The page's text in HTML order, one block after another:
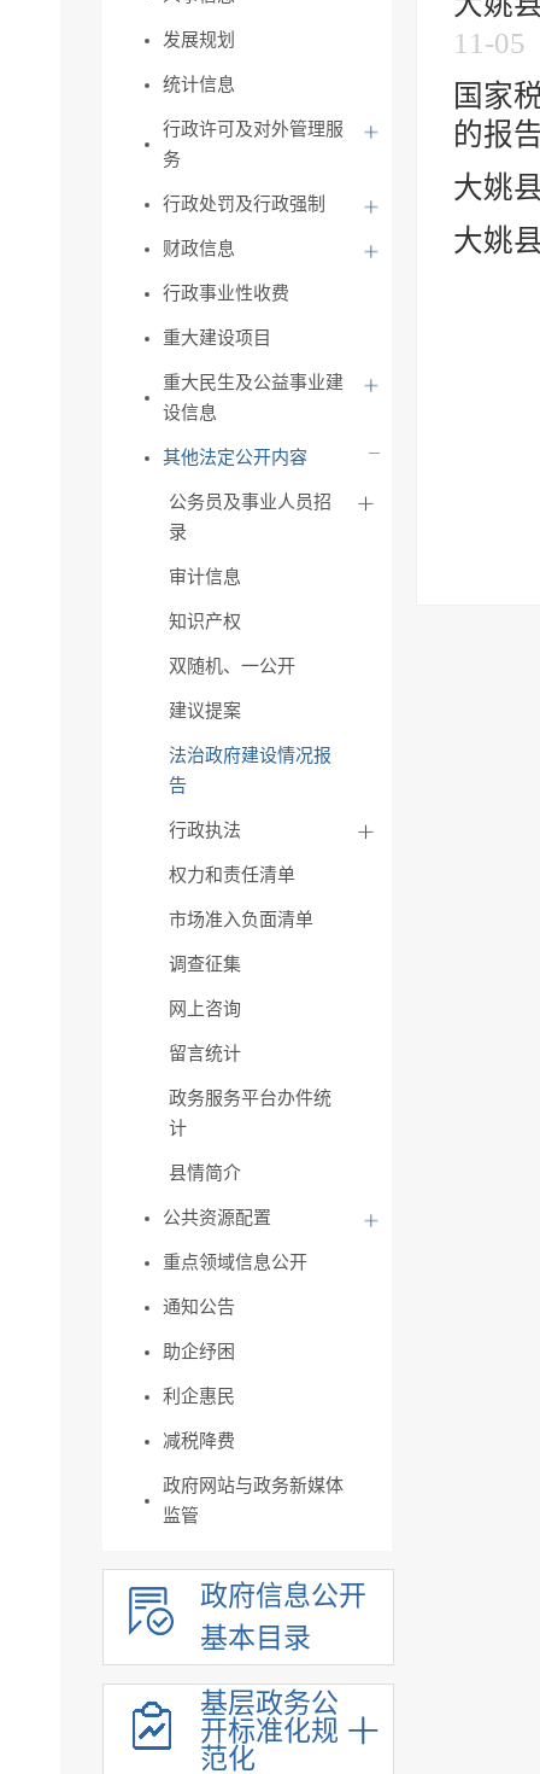
发展规划
统计信息
行政许可及对外管理服
务
行政处罚及行政强制
财政信息
行政事业性收费
重大建设项目
重大民生及公益事业建
设信息
其他法定公开内容
公务员及事业人员招
录
审计信息
知识产权
双随机、一公开
建议提案
法治政府建设情况报
告
行政执法
权力和责任清单
市场准入负面清单
调查征集
网上咨询
留言统计
政务服务平台办件统
计
县情简介
公共资源配置
重点领域信息公开
通知公告
助企纾困
利企惠民
减税降费
政府网站与政务新媒体
监管
政府信息公开
基本目录
基层政务公
开标准化规
范化
11-05
国家
的报
大姚
大姚